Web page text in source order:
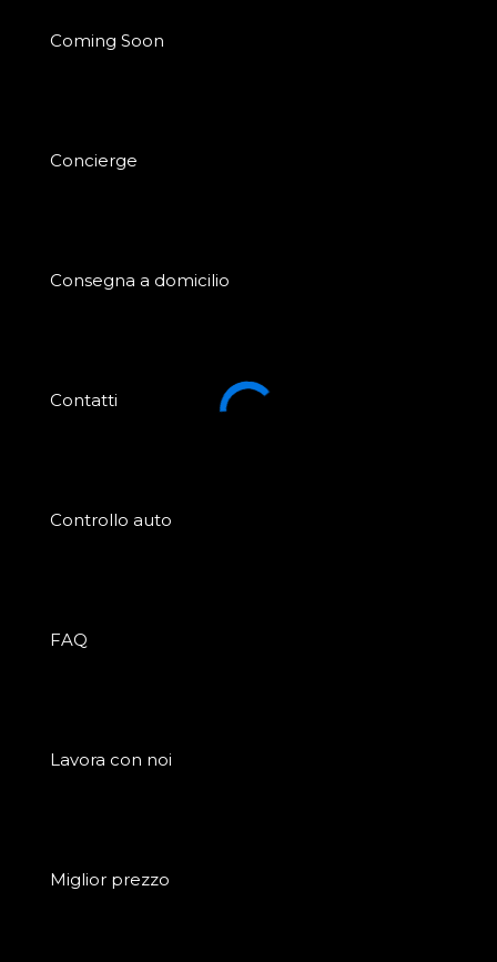
Coming Soon
Concierge
Consegna a domicilio
Contatti
Controllo auto
FAQ
Lavora con noi
Miglior prezzo